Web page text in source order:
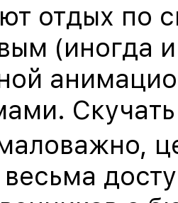
отдых по
(иногда
весьма